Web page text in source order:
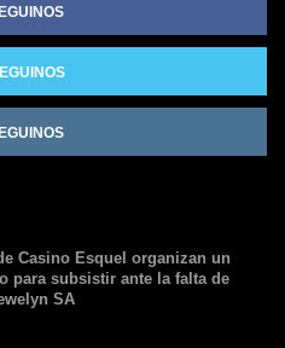
Casino Esquel organizan un
para subsistir ante la falta de
SA